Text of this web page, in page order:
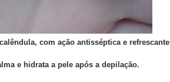
com ação antisséptica e refrescante
e hidrata a pele após a depilação.